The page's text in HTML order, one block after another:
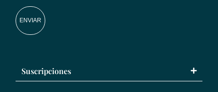
ENVIAR
Suscripciones